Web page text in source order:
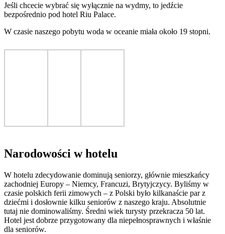
Jeśli chcecie wybrać się wyłącznie na wydmy, to jedźcie
bezpośrednio pod hotel Riu Palace.
W czasie naszego pobytu woda w oceanie miała około 19 stopni.
Narodowości w hotelu
W hotelu zdecydowanie dominują seniorzy, głównie mieszkańcy
zachodniej Europy – Niemcy, Francuzi, Brytyjczycy. Byliśmy w
czasie polskich ferii zimowych – z Polski było kilkanaście par z
dziećmi i dosłownie kilku seniorów z naszego kraju. Absolutnie
tutaj nie dominowaliśmy. Średni wiek turysty przekracza 50 lat.
Hotel jest dobrze przygotowany dla niepełnosprawnych i właśnie
dla seniorów.